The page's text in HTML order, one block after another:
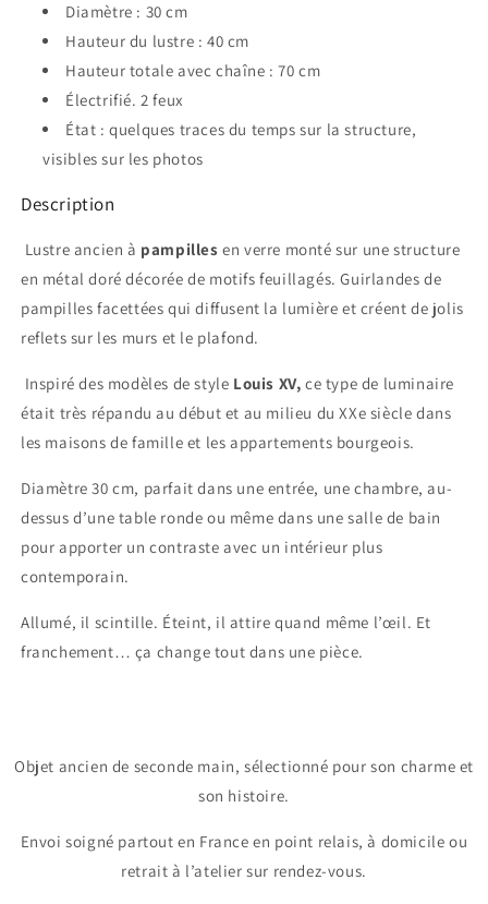
Diamètre : 30 cm
Hauteur du lustre : 40 cm
Hauteur totale avec chaîne : 70 cm
Électrifié. 2 feux
État : quelques traces du temps sur la structure,
visibles sur les photos
Description
Lustre ancien à pampilles en verre monté sur une structure
en métal doré décorée de motifs feuillagés. Guirlandes de
pampilles facettées qui diffusent la lumière et créent de jolis
reflets sur les murs et le plafond.
Inspiré des modèles de style Louis XV, ce type de luminaire
était très répandu au début et au milieu du XXe siècle dans
les maisons de famille et les appartements bourgeois.
Diamètre 30 cm, parfait dans une entrée, une chambre, au-
dessus d’une table ronde ou même dans une salle de bain
pour apporter un contraste avec un intérieur plus
contemporain.
Allumé, il scintille. Éteint, il attire quand même l’œil. Et
franchement… ça change tout dans une pièce.
Objet ancien de seconde main, sélectionné pour son charme et
son histoire.
Envoi soigné partout en France en point relais, à domicile ou
retrait à l’atelier sur rendez-vous.